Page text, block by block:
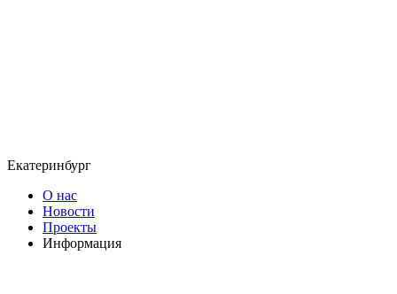
Екатеринбург
О нас
Новости
Проекты
Информация